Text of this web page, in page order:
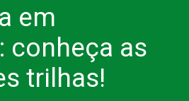
em
conheça as
trilhas!